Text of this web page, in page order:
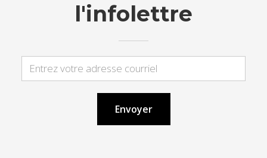
l'infolettre